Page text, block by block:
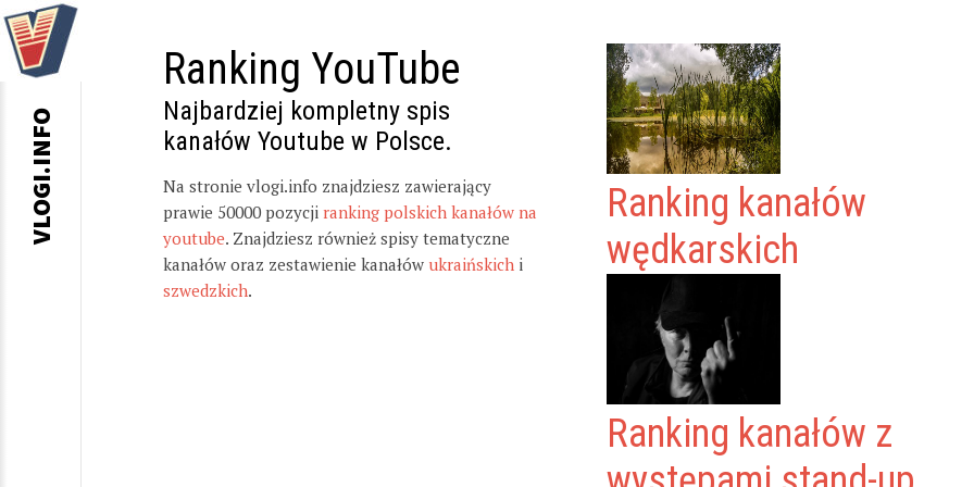
Ranking YouTube
Najbardziej kompletny spis
kanałów Youtube w Polsce.
Na stronie vlogi.info znajdziesz zawierający
prawie 50000 pozycji ranking polskich kanałów na
youtube. Znajdziesz również spisy tematyczne
kanałów oraz zestawienie kanałów ukraińskich i
szwedzkich.
Ranking kanałów
wędkarskich
Ranking kanałów z
VLOGI.INFO